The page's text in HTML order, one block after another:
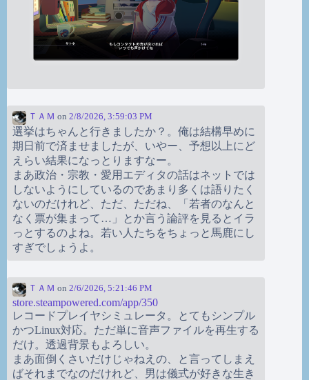
ＴＡＭ on 2/8/2026, 3:59:03 PM
選挙はちゃんと行きましたか？。俺は結構早めに
期日前で済ませましたが、いやー、予想以上にど
えらい結果になっとりますなー。
まあ政治・宗教・愛用エディタの話はネットでは
しないようにしているのであまり多くは語りたく
ないのだけれど、ただ、ただね、「若者のなんと
なく票が集まって…」とか言う論評を見るとイラ
っとするのよね。若い人たちをちょっと馬鹿にし
すぎでしょうよ。
ＴＡＭ on 2/6/2026, 5:21:46 PM
store.steampowered.com/app/350
レコードプレイヤシミュレータ。とてもシンプル
かつLinux対応。ただ単に音声ファイルを再生する
だけ。透過背景もよろしい。
まあ面倒くさいだけじゃねえの、と言ってしまえ
ばそれまでなのだけれど、男は儀式が好きな生き